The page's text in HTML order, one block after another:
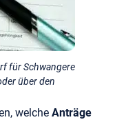
für Schwangere
über den
welche Anträge